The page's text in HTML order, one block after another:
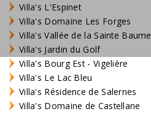
Villa's L'Espinet
Villa's Domaine Les Forges
Villa's Vallée de la Sainte Baume
Villa's Jardin du Golf
Villa's Bourg Est - Vigelière
Villa's Le Lac Bleu
Villa's Résidence de Salernes
Villa's Domaine de Castellane